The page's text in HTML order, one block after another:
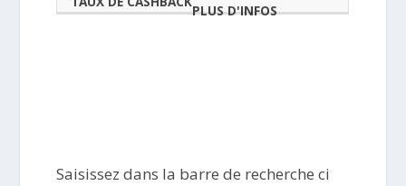
Saisissez dans la barre de recherche ci